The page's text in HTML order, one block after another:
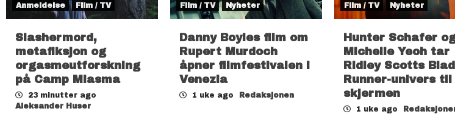
Anmeldelse Film / TV
Slashermord,
metafiksjon og
orgasmeutforskning
på Camp Miasma
23 minutter ago
Aleksander Huser
Film / TV Nyheter
Danny Boyles film om
Rupert Murdoch
åpner filmfestivalen i
Venezia
1 uke ago Redaksjonen
Film / TV Nyheter
Hunter Schafer
Michelle Yeoh tar
Ridley Scotts
Runner-univers til
skjermen
1 uke ago